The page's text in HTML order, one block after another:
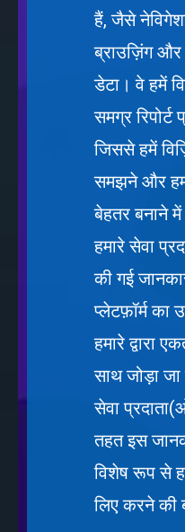
हैं, जैसे
ब्राउज़िंग और
डेटा। वे हमें
समग्र
जिससे हमें
समझने और
बेहतर बनाने में
हमारे सेवा
की गई
प्लेटफ़ॉर्म का
हमारे द्वारा
साथ जोड़ा
सेवा
तहत इस
विशेष रूप से
लिए करने की